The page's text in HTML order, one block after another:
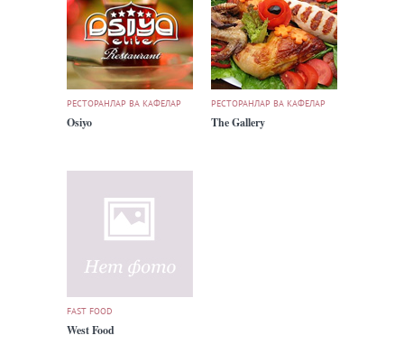
РЕСТОРАНЛАР ВА КАФЕЛАР
Osiyo
РЕСТОРАНЛАР ВА КАФЕЛАР
The Gallery
FAST FOOD
West Food